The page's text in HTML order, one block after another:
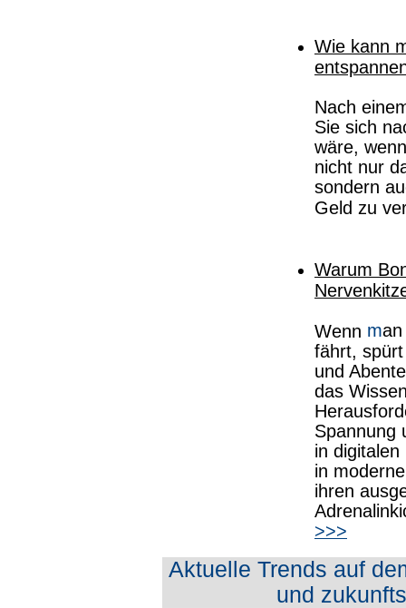
Wie kann
Nach
Sie sich
wäre,
nicht nur
sondern
Geld zu
Warum
Wenn m
fährt,
und
das
Spannung
in
in
ihren
>>>
Aktuelle Trends auf
und